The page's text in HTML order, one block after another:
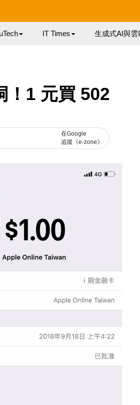
IT Times 生成式AI與雲
！1 元買 502
在Google
追蹤《e-zone》